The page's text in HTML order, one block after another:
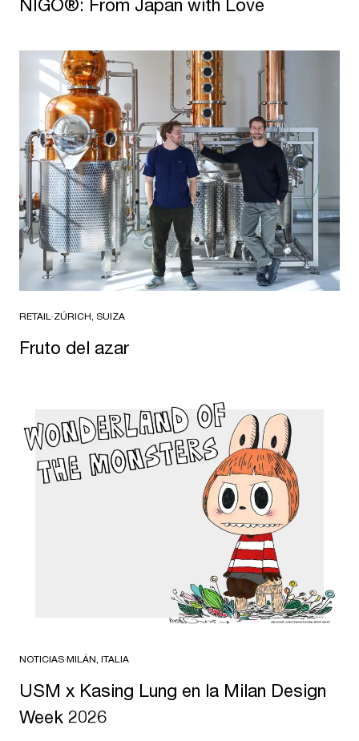
NIGO®: From Japan with Love
RETAIL·ZÚRICH, SUIZA
Fruto del azar
NOTICIAS·MILÁN, ITALIA
USM x Kasing Lung en la Milan Design
Week 2026